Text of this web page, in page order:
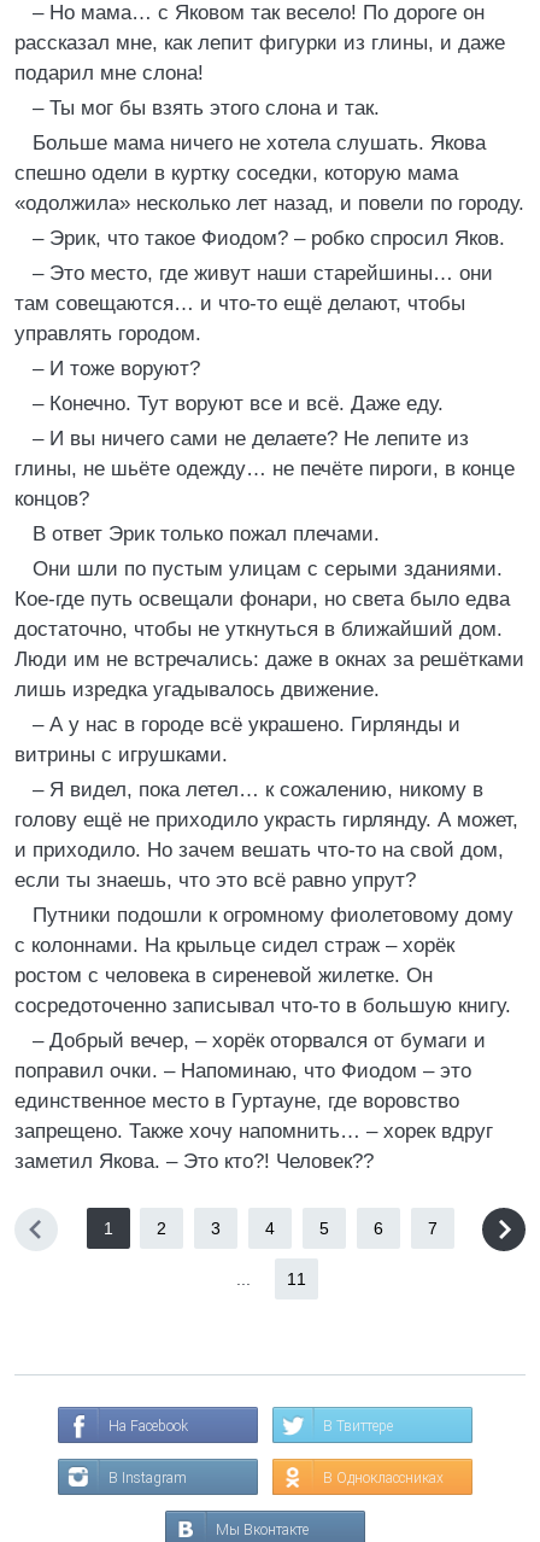
– Но мама… с Яковом так весело! По дороге он
рассказал мне, как лепит фигурки из глины, и даже
подарил мне слона!
– Ты мог бы взять этого слона и так.
Больше мама ничего не хотела слушать. Якова
спешно одели в куртку соседки, которую мама
«одолжила» несколько лет назад, и повели по городу.
– Эрик, что такое Фиодом? – робко спросил Яков.
– Это место, где живут наши старейшины… они
там совещаются… и что-то ещё делают, чтобы
управлять городом.
– И тоже воруют?
– Конечно. Тут воруют все и всё. Даже еду.
– И вы ничего сами не делаете? Не лепите из
глины, не шьёте одежду… не печёте пироги, в конце
концов?
В ответ Эрик только пожал плечами.
Они шли по пустым улицам с серыми зданиями.
Кое-где путь освещали фонари, но света было едва
достаточно, чтобы не уткнуться в ближайший дом.
Люди им не встречались: даже в окнах за решётками
лишь изредка угадывалось движение.
– А у нас в городе всё украшено. Гирлянды и
витрины с игрушками.
– Я видел, пока летел… к сожалению, никому в
голову ещё не приходило украсть гирлянду. А может,
и приходило. Но зачем вешать что-то на свой дом,
если ты знаешь, что это всё равно упрут?
Путники подошли к огромному фиолетовому дому
с колоннами. На крыльце сидел страж – хорёк
ростом с человека в сиреневой жилетке. Он
сосредоточенно записывал что-то в большую книгу.
– Добрый вечер, – хорёк оторвался от бумаги и
поправил очки. – Напоминаю, что Фиодом – это
единственное место в Гуртауне, где воровство
запрещено. Также хочу напомнить… – хорек вдруг
заметил Якова. – Это кто?! Человек??
1 2 3 4 5 6 7
11
На Facebook В Твиттере
В Instagram В Одноклассниках
Мы Вконтакте